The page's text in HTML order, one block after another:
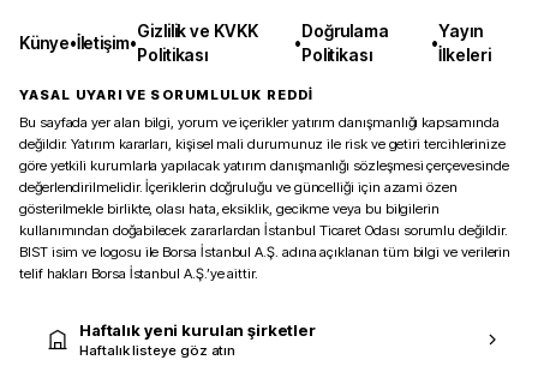
Künye•İletişim•
Gizlilik ve KVKK
Politikası
•
Doğrulama
Politikası
•
Yayın
İlkeleri
YASAL UYARI VE SORUMLULUK REDDİ
Bu sayfada yer alan bilgi, yorum ve içerikler yatırım danışmanlığı kapsamında
değildir. Yatırım kararları, kişisel mali durumunuz ile risk ve getiri tercihlerinize
göre yetkili kurumlarla yapılacak yatırım danışmanlığı sözleşmesi çerçevesinde
değerlendirilmelidir. İçeriklerin doğruluğu ve güncelliği için azami özen
gösterilmekle birlikte, olası hata, eksiklik, gecikme veya bu bilgilerin
kullanımından doğabilecek zararlardan İstanbul Ticaret Odası sorumlu değildir.
BIST isim ve logosu ile Borsa İstanbul A.Ş. adına açıklanan tüm bilgi ve verilerin
telif hakları Borsa İstanbul A.Ş.’ye aittir.
Haftalık yeni kurulan şirketler
Haftalık listeye göz atın